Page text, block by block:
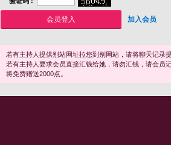
加入会员
若有主持人提供别站网址拉您到别网站，请将聊天记录
若有主持人要求会员直接汇钱给她，请勿汇钱，请会员
将免费赠送2000点。